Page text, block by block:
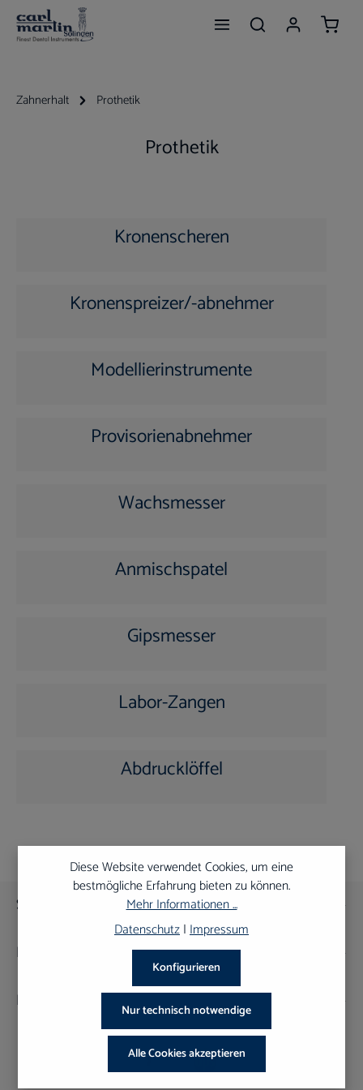
Zum Hauptinhalt springen
Zahnerhalt Prothetik
Prothetik
Kronenscheren
Kronenspreizer/-abnehmer
Modellierinstrumente
Provisorienabnehmer
Wachsmesser
Anmischspatel
Gipsmesser
Labor-Zangen
Abdrucklöffel
Service-Hotline
Informationen
Rechtliches
Diese Website verwendet Cookies, um eine
bestmögliche Erfahrung bieten zu können.
Mehr Informationen ...
Datenschutz|Impressum
Nur technisch notwendige
Konfigurieren
Alle Cookies akzeptieren